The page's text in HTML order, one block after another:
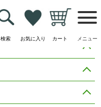
検索 お気に入り カート メニュー